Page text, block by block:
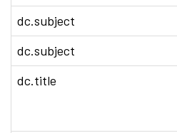
dc.subject
dc.subject
dc.title